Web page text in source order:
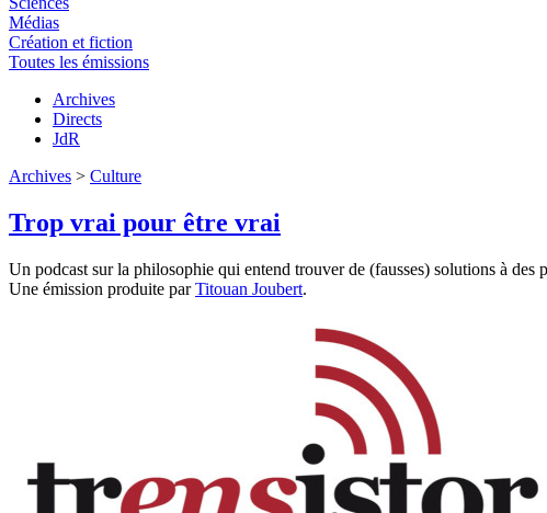
Médias
Création et fiction
Toutes les émissions
Archives
Directs
JdR
Archives > Culture
Trop vrai pour être vrai
Un podcast sur la philosophie qui entend trouver de (fausses) solutions à des
Une émission produite parTitouan Joubert.